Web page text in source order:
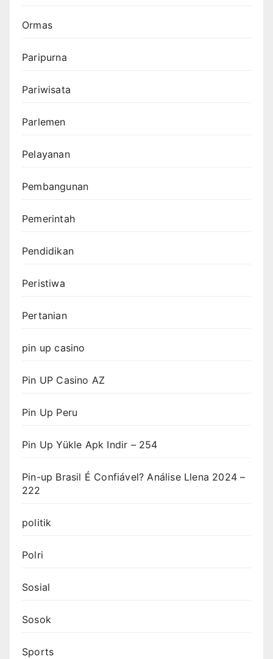
Ormas
Paripurna
Pariwisata
Parlemen
Pelayanan
Pembangunan
Pemerintah
Pendidikan
Peristiwa
Pertanian
pin up casino
Pin UP Casino AZ
Pin Up Peru
Pin Up Yükle Apk Indir – 254
Pin-up Brasil É Confiável? Análise Llena 2024 –
222
politik
Polri
Sosial
Sosok
Sports